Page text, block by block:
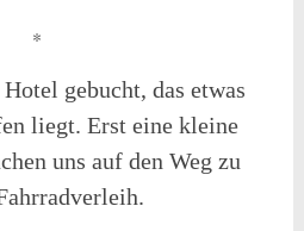
*
gebucht, das etwas
liegt. Erst eine kleine
uns auf den Weg zu